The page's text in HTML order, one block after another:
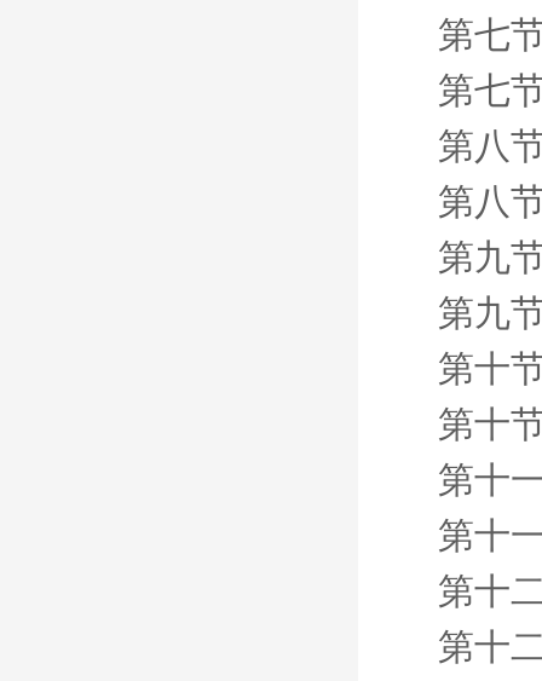
第七
第七
第八
第八
第九
第九
第十
第十
第十
第十
第十
第十